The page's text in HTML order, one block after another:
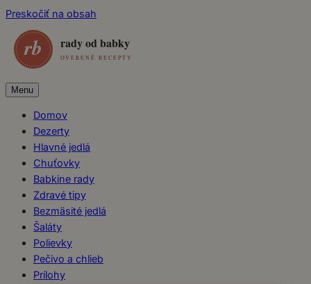
Preskočiť na obsah
Menu
Domov
Dezerty
Hlavné jedlá
Chuťovky
Babkine rady
Zdravé tipy
Bezmäsité jedlá
Šaláty
Polievky
Pečivo a chlieb
Prílohy